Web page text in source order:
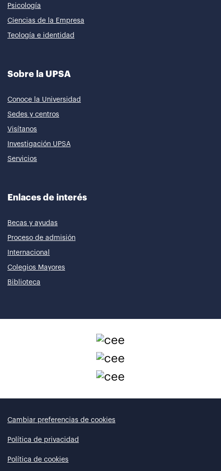
Psicología
Ciencias de la Empresa
Teología e identidad
Sobre la UPSA
Conoce la Universidad
Sedes y centros
Visítanos
Investigación UPSA
Servicios
Enlaces de interés
Becas y ayudas
Proceso de admisión
Internacional
Colegios Mayores
Biblioteca
Cambiar preferencias de cookies
Política de privacidad
Política de cookies